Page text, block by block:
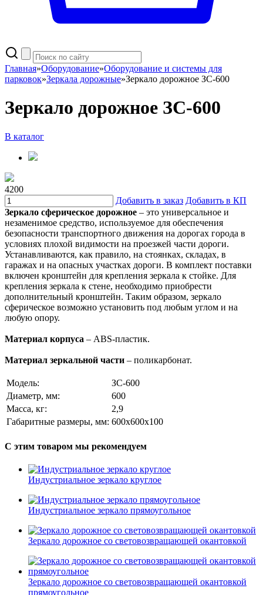
Главная»Оборудование»Оборудование и системы для
парковок»Зеркала дорожные»Зеркало дорожное ЗС-600
Зеркало дорожное ЗС-600
В каталог
4200
Добавить в заказ Добавить в КП
Зеркало сферическое дорожное – это универсальное и
незаменимое средство, используемое для обеспечения
безопасности транспортного движения на дорогах города в
условиях плохой видимости на проезжей части дороги.
Устанавливаются, как правило, на стоянках, складах, в
гаражах и на опасных участках дороги. В комплект поставки
включен кронштейн для крепления зеркала к стойке. Для
крепления зеркала к стене, необходимо приобрести
дополнительный кронштейн. Таким образом, зеркало
сферическое возможно установить под любым углом и на
любую опору.
Материал корпуса – ABS-пластик.
Материал зеркальной части – поликарбонат.
Модель:
ЗС-600
Диаметр, мм:
600
Масса, кг:
2,9
Габаритные размеры, мм: 600х600х100
С этим товаром мы рекомендуем
Индустриальное зеркало круглое
Индустриальное зеркало прямоугольное
Зеркало дорожное со световозвращающей окантовкой
Зеркало дорожное со световозвращающей окантовкой
прямоугольное